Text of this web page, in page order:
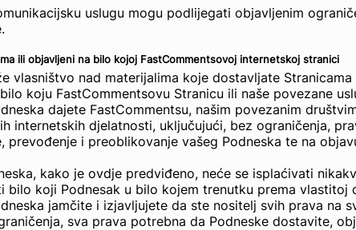
uslugu mogu podlijegati objavljenim
ili objavljeni na bilo kojoj FastCommentsovoj internetskoj stranici
vlasništvo nad materijalima koje dostavljate
koju FastCommentsovu Stranicu ili naše povezane
dajete FastCommentsu, našim povezanim
internetskih djelatnosti, uključujući, bez ograničenja,
prevođenje i preoblikovanje vašeg Podneska te na
kako je ovdje predviđeno, neće se isplaćivati
koji Podnesak u bilo kojem trenutku prema vlastitoj
jamčite i izjavljujete da ste nositelj svih prava na
sva prava potrebna da Podneske dostavite,